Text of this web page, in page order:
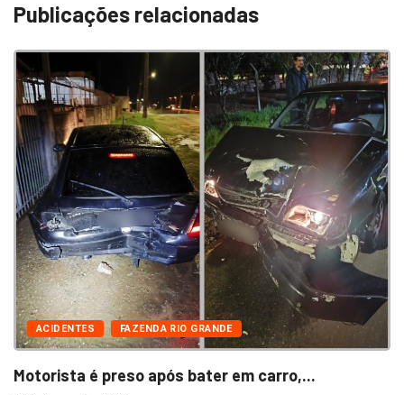
Publicações relacionadas
ACIDENTES FAZENDA RIO GRANDE
Motorista é preso após bater em carro,...